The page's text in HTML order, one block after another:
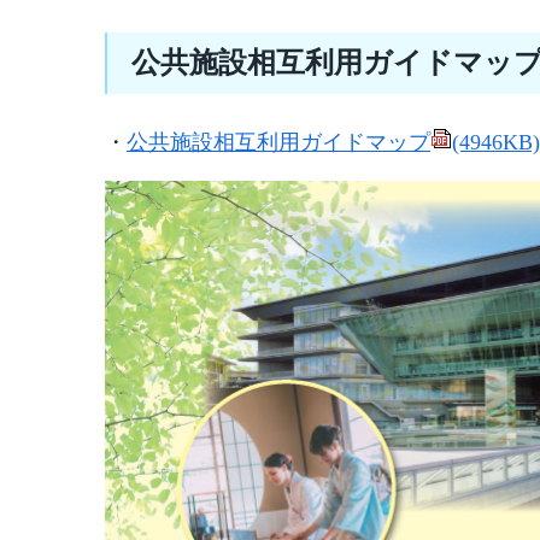
公共施設相互利用ガイドマッ
・ 公共施設相互利用ガイドマップ (4946KB)